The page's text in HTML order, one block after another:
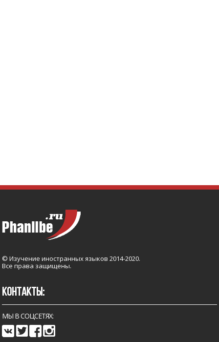
© Изучение иностранных языков 2014-2020.
Все права защищены.
КОНТАКТЫ:
МЫ В СОЦСЕТЯХ: